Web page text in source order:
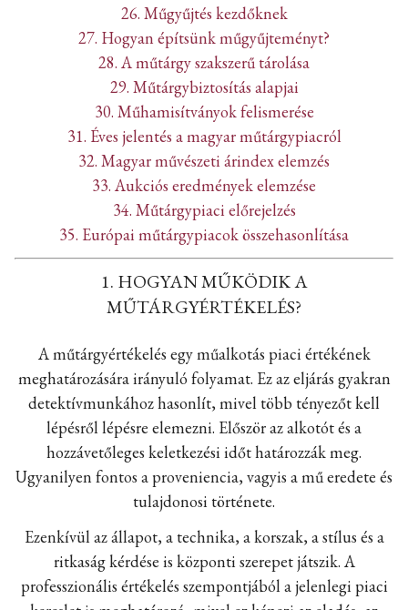
26. Műgyűjtés kezdőknek
27. Hogyan építsünk műgyűjteményt?
28. A műtárgy szakszerű tárolása
29. Műtárgybiztosítás alapjai
30. Műhamisítványok felismerése
31. Éves jelentés a magyar műtárgypiacról
32. Magyar művészeti árindex elemzés
33. Aukciós eredmények elemzése
34. Műtárgypiaci előrejelzés
35. Európai műtárgypiacok összehasonlítása
1. HOGYAN MŰKÖDIK A
MŰTÁRGYÉRTÉKELÉS?
A műtárgyértékelés egy műalkotás piaci értékének
meghatározására irányuló folyamat. Ez az eljárás gyakran
detektívmunkához hasonlít, mivel több tényezőt kell
lépésről lépésre elemezni. Először az alkotót és a
hozzávetőleges keletkezési időt határozzák meg.
Ugyanilyen fontos a proveniencia, vagyis a mű eredete és
tulajdonosi története.
Ezenkívül az állapot, a technika, a korszak, a stílus és a
ritkaság kérdése is központi szerepet játszik. A
professzionális értékelés szempontjából a jelenlegi piaci